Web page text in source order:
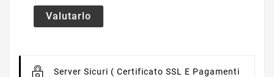
Valutarlo
Server Sicuri ( Certificato SSL E Pagamenti